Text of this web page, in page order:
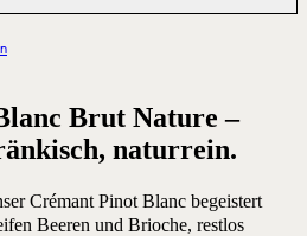
Brut Nature –
naturrein.
Crémant Pinot Blanc begeistert
Beeren und Brioche, restlos